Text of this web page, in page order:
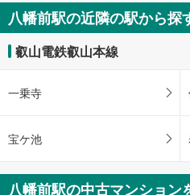
を
受
け
取
・
件
イ
八幡前駅の近隣の駅から探
叡山電鉄叡山本線
一乗寺
宝ケ池
八幡前駅の中古マンション